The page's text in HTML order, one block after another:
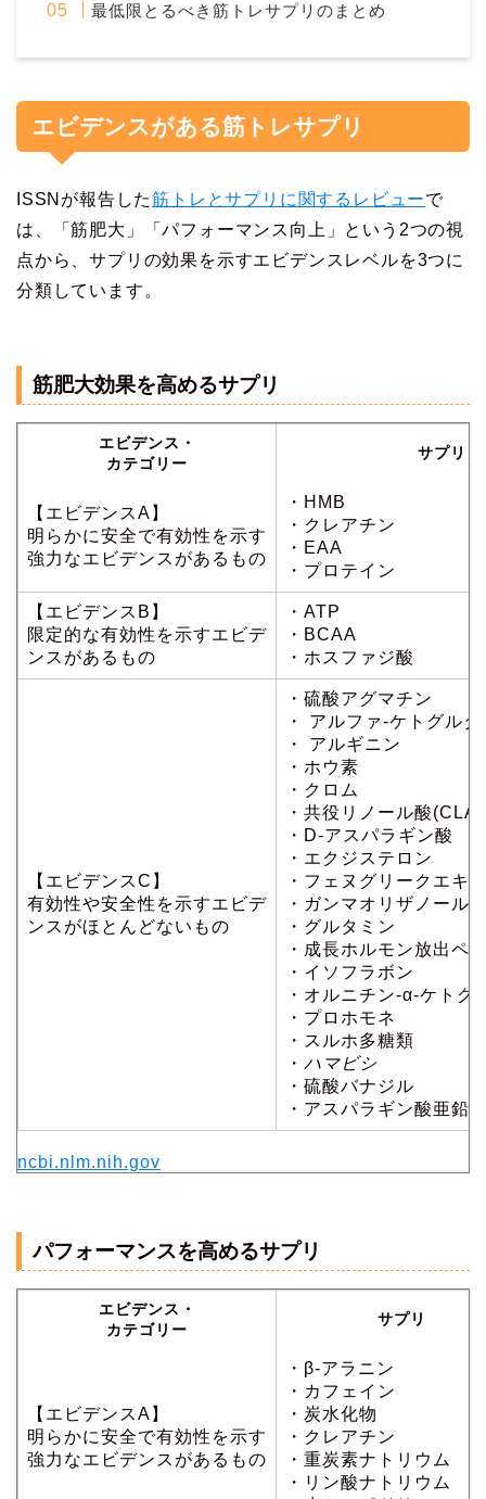
最低限とるべき筋トレサプリのまとめ
エビデンスがある筋トレサプリ
ISSNが報告した筋トレとサプリに関するレビューで
は、「筋肥大」「パフォーマンス向上」という2つの視
点から、サプリの効果を示すエビデンスレベルを3つに
分類しています。
筋肥大効果を高めるサプリ
エビデンス・
カテゴリー
サプリ
【エビデンスA】
明らかに安全で有効性を示す
強力なエビデンスがあるもの
・HMB
・クレアチン
・EAA
・プロテイン
【エビデンスB】
限定的な有効性を示すエビデ
ンスがあるもの
・ATP
・BCAA
・ホスファジ酸
【エビデンスC】
有効性や安全性を示すエビデ
ンスがほとんどないもの
・硫酸アグマチン
・ アルファ-ケトグル
・ アルギニン
・ホウ素
・クロム
・共役リノール酸(CLA)
・D-アスパラギン酸
・エクジステロン
・フェヌグリークエキ
・ガンマオリザノール(
・グルタミン
・成長ホルモン放出ペ
・イソフラボン
・オルニチン-α-ケトグ
・プロホモネ
・スルホ多糖類
・ ハマビシ
・硫酸バナジル
・アスパラギン酸亜鉛
ncbi.nlm.nih.gov
パフォーマンスを高めるサプリ
エビデンス・
カテゴリー
サプリ
【エビデンスA】
明らかに安全で有効性を示す
強力なエビデンスがあるもの
・β-アラニン
・カフェイン
・炭水化物
・クレアチン
・重炭素ナトリウム
・リン酸ナトリウム